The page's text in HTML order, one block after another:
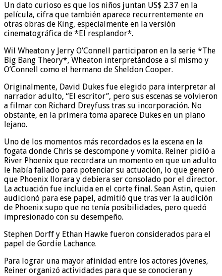
Un dato curioso es que los niños juntan US$ 2.37 en la
película, cifra que también aparece recurrentemente en
otras obras de King, especialmente en la versión
cinematográfica de *El resplandor*.
Wil Wheaton y Jerry O’Connell participaron en la serie *The
Big Bang Theory*, Wheaton interpretándose a sí mismo y
O’Connell como el hermano de Sheldon Cooper.
Originalmente, David Dukes fue elegido para interpretar al
narrador adulto, “El escritor”, pero sus escenas se volvieron
a filmar con Richard Dreyfuss tras su incorporación. No
obstante, en la primera toma aparece Dukes en un plano
lejano.
Uno de los momentos más recordados es la escena en la
fogata donde Chris se descompone y vomita. Reiner pidió a
River Phoenix que recordara un momento en que un adulto
le había fallado para potenciar su actuación, lo que generó
que Phoenix llorara y debiera ser consolado por el director.
La actuación fue incluida en el corte final. Sean Astin, quien
audicionó para ese papel, admitió que tras ver la audición
de Phoenix supo que no tenía posibilidades, pero quedó
impresionado con su desempeño.
Stephen Dorff y Ethan Hawke fueron considerados para el
papel de Gordie Lachance.
Para lograr una mayor afinidad entre los actores jóvenes,
Reiner organizó actividades para que se conocieran y